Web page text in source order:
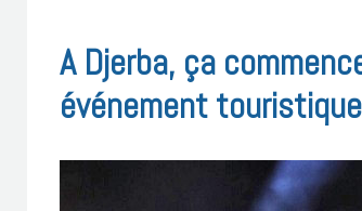
A Djerba, ça
événement